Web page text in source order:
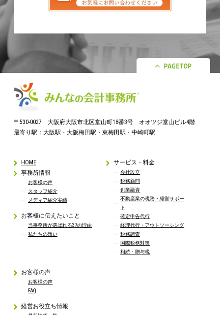
〒530-0027 大阪府大阪市北区堂山町18番3号 オオツジ堂山ビル4階
最寄り駅：大阪駅・大阪梅田駅・東梅田駅・中崎町駅
HOME
事務所情報
お客様の声
スタッフ紹介
メディア紹介実績
お客様に伝えたいこと
当事務所が選ばれる37の理由
私たちの想い
サービス・料金
会社設立
税務顧問
創業融資
不動産業の税務・経営サポー
ト
確定申告代行
経理代行・アウトソーシング
税務調査
国際税務対策
相続・贈与税
お客様の声
お客様の声
FAQ
経営お役立ち情報